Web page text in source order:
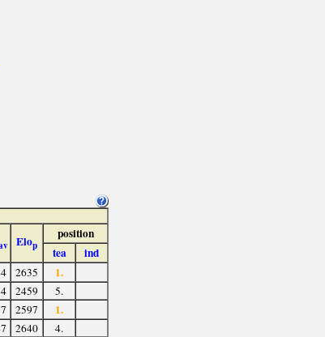
Elop
position
tea
ind
2635 1.
2459
5.
2597 1.
2640
4.